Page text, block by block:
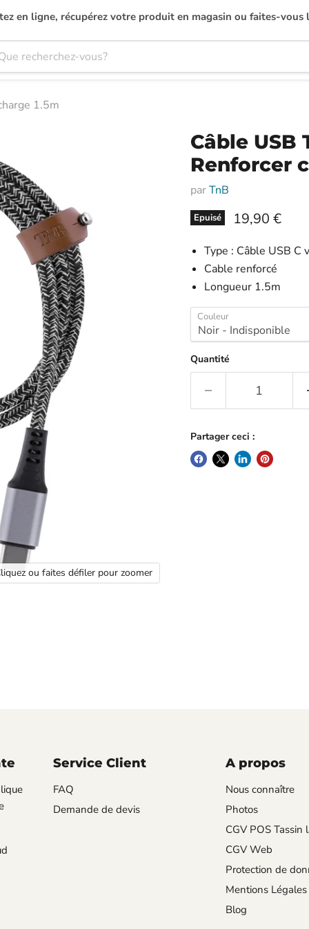
en ligne, récupérez votre produit en magasin ou faites-vous
1.5m
ou faites défiler pour zoomer
Câble USB
Renforcer
parTnB
Epuisé Prix actuel
19,90 €
Type : Câble USB C
Cable renforcé
Longueur 1.5m
Couleur
Quantité
Partager ceci :
Service Client
FAQ
Demande de devis
A propos
Nous connaître
Photos
CGV POS Tassin
CGV Web
Protection de
Mentions Légales
Blog